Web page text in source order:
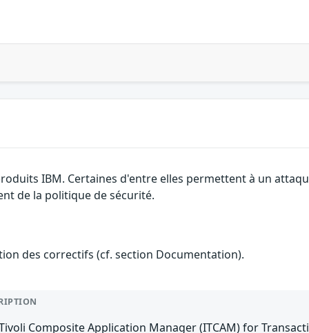
IBM. Certaines d'entre elles permettent à un
de la politique de sécurité.
des correctifs (cf. section Documentation).
Composite Application Manager (ITCAM) for